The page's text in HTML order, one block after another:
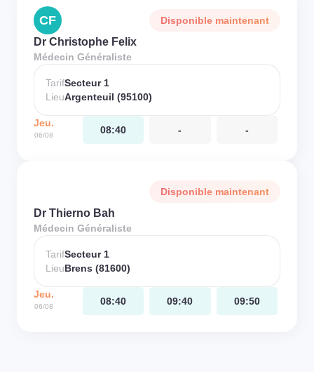
CF Disponible maintenant
Dr Christophe Felix
Médecin Généraliste
TarifSecteur 1
LieuArgenteuil (95100)
Jeu.
06/08 08:40 - -
Disponible maintenant
Dr Thierno Bah
Médecin Généraliste
TarifSecteur 1
LieuBrens (81600)
Jeu.
06/08 08:40 09:40 09:50